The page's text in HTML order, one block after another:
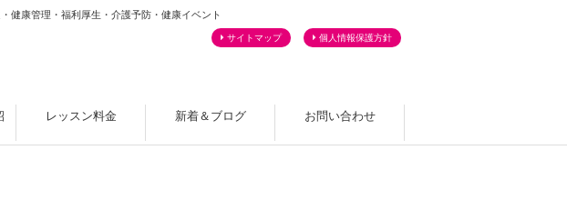
健康管理・福利厚生・介護予防・健康イベント
サイトマップ 個人情報保護方針
レッスン料金 新着＆ブログ お問い合わせ